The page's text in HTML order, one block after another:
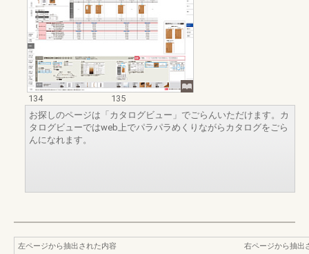
134
135
お探しのページは「カタログビュー」でごらんいただけます。カ
タログビューではweb上でパラパラめくりながらカタログをごら
んになれます。
左ページから抽出された内容
右ページから抽出